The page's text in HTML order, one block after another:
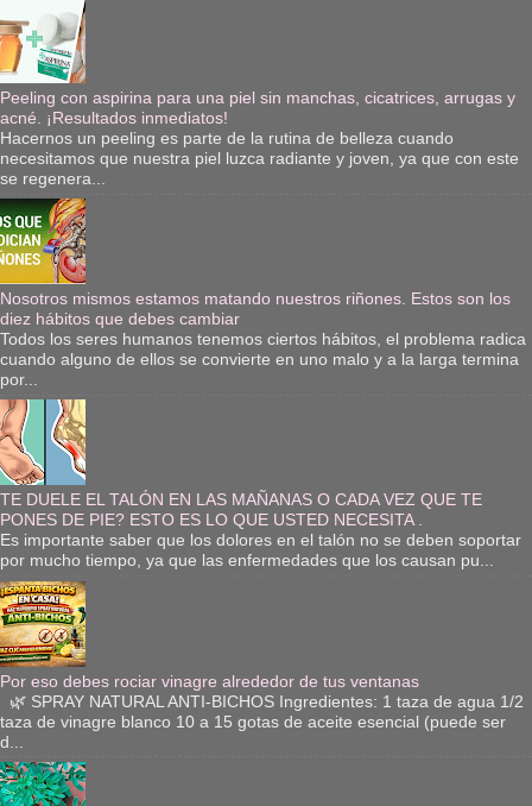
Peeling con aspirina para una piel sin manchas, cicatrices, arrugas y
acné. ¡Resultados inmediatos!
Hacernos un peeling es parte de la rutina de belleza cuando
necesitamos que nuestra piel luzca radiante y joven, ya que con este
se regenera...
Nosotros mismos estamos matando nuestros riñones. Estos son los
diez hábitos que debes cambiar
Todos los seres humanos tenemos ciertos hábitos, el problema radica
cuando alguno de ellos se convierte en uno malo y a la larga termina
por...
TE DUELE EL TALÓN EN LAS MAÑANAS O CADA VEZ QUE TE
PONES DE PIE? ESTO ES LO QUE USTED NECESITA .
Es importante saber que los dolores en el talón no se deben soportar
por mucho tiempo, ya que las enfermedades que los causan pu...
Por eso debes rociar vinagre alrededor de tus ventanas
🌿 SPRAY NATURAL ANTI-BICHOS Ingredientes: 1 taza de agua 1/2
taza de vinagre blanco 10 a 15 gotas de aceite esencial (puede ser
d...